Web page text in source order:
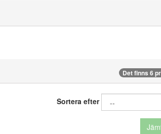
Det finns 6
Sortera efter